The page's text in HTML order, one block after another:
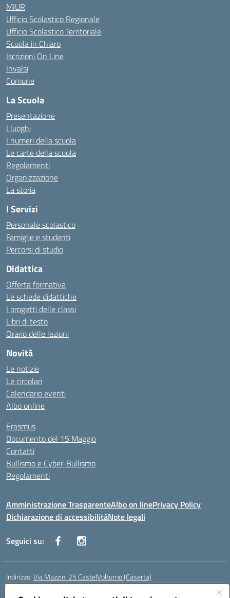
MIUR
Ufficio Scolastico Regionale
Ufficio Scolastico Territoriale
Scuola in Chiaro
Iscrizioni On Line
Invalsi
Comune
La Scuola
Presentazione
I luoghi
I numeri della scuola
Le carte della scuola
Regolamenti
Organizzazione
La storia
I Servizi
Personale scolastico
Famiglie e studenti
Percorsi di studio
Didattica
Offerta formativa
Le schede didattiche
I progetti delle classi
Libri di testo
Orario delle lezioni
Novità
Le notizie
Le circolari
Calendario eventi
Albo online
Erasmus
Documento del 15 Maggio
Contatti
Bullismo e Cyber-Bullismo
Regolamenti
Amministrazione TrasparenteAlbo on linePrivacy Policy
Dichiarazione di accessibilitàNote legali
Seguici su:
Indirizzo:Via Mazzini 25 CastelVolturno (Caserta)
Centralino: